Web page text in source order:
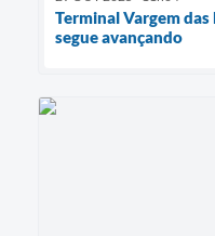
Terminal Vargem
segue avançando